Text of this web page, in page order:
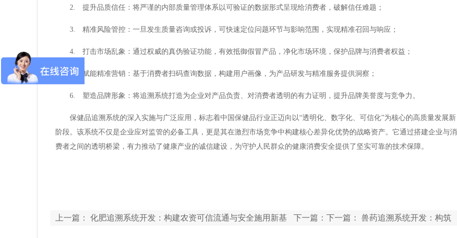
2. 提升品质信任：将严谨的内部质量管理体系以可验证的数据形式呈现给消费者，破解信任难题；
3. 精准风险管控：一旦发生质量咨询或投诉，可快速定位问题环节与影响范围，实现精准召回与响应；
4. 打击市场乱象：通过权威的真伪验证功能，有效抵御假冒产品，净化市场环境，保护品牌与消费者权益；
5. 赋能精准营销：基于消费者扫码查询数据，构建用户画像，为产品研发与精准服务提供洞察；
6. 塑造品牌形象：将追溯系统打造为企业对产品负责、对消费者透明的有力证明，提升品牌美誉度与竞争力。
保健品追溯系统的深入实施与广泛应用，标志着中国保健品行业正迈向以“透明化、数字化、可信化”为核心的高质量发展新
阶段。该系统不仅是企业应对监管的必备工具，更是其在激烈市场竞争中构建核心差异化优势的战略资产。它通过搭建企业与消
费者之间的透明桥梁，有力推动了健康产业的诚信建设，为守护人民群众的健康消费安全提供了坚实可靠的技术保障。
下一篇：下一篇： 兽药追溯系统开发：构筑
上一篇： 化肥追溯系统开发：构建农资可信流通与安全施用新基